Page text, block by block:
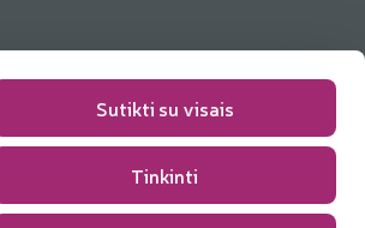
Sutikti su visais
Tinkinti 0,00 €
0,00 €